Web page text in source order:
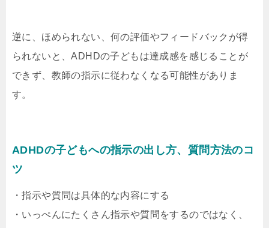
逆に、ほめられない、何の評価やフィードバックが得
られないと、ADHDの子どもは達成感を感じることが
できず、教師の指示に従わなくなる可能性がありま
す。
ADHDの子どもへの指示の出し方、質問方法のコ
ツ
・指示や質問は具体的な内容にする
・いっぺんにたくさん指示や質問をするのではなく、